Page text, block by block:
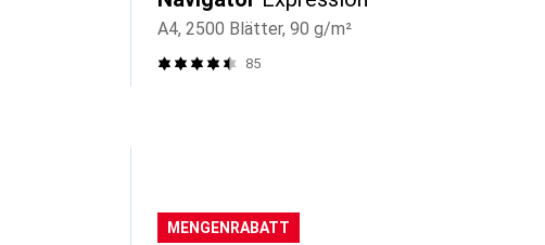
A4, 2500 Blätter, 90 g/m²
85
MENGENRABATT